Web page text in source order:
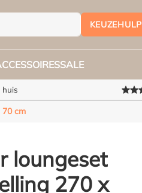
KEUZEHULP
SALE
huis
70 cm
loungeset
270 x